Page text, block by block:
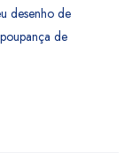
desenho de
de